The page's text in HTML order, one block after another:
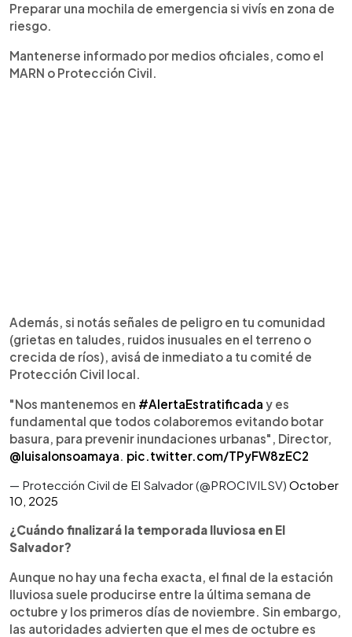
Preparar una mochila de emergencia si vivís en zona de
riesgo.
Mantenerse informado por medios oficiales, como el
MARN o Protección Civil.
Además, si notás señales de peligro en tu comunidad
(grietas en taludes, ruidos inusuales en el terreno o
crecida de ríos), avisá de inmediato a tu comité de
Protección Civil local.
"Nos mantenemos en #AlertaEstratificada y es
fundamental que todos colaboremos evitando botar
basura, para prevenir inundaciones urbanas", Director,
@luisalonsoamaya. pic.twitter.com/TPyFW8zEC2
— Protección Civil de El Salvador (@PROCIVILSV) October
10, 2025
¿Cuándo finalizará la temporada lluviosa en El
Salvador?
Aunque no hay una fecha exacta, el final de la estación
lluviosa suele producirse entre la última semana de
octubre y los primeros días de noviembre. Sin embargo,
las autoridades advierten que el mes de octubre es